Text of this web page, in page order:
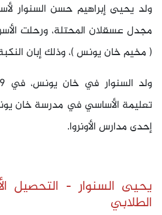
ولد يحيى إبراهيم حسن السنوار
مجدل عسقلان المحتلة، ورحلت
( مخيم خان يونس )، وذلك إبان
تعليمة الأساسي في مدرسة خان
إحدى مدارس الأونروا.
يحيى السنوار - التحصيل
الطلابي